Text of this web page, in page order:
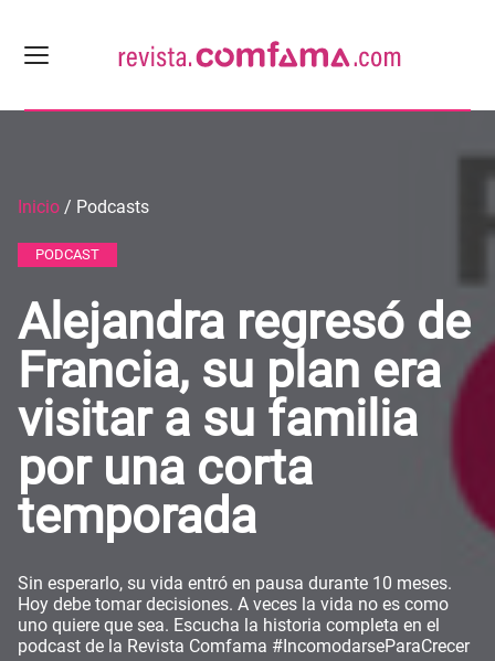
Inicio / Podcasts
PODCAST
Alejandra regresó de
Francia, su plan era
visitar a su familia
por una corta
temporada
Sin esperarlo, su vida entró en pausa durante 10 meses.
Hoy debe tomar decisiones. A veces la vida no es como
uno quiere que sea. Escucha la historia completa en el
podcast de la Revista Comfama #IncomodarseParaCrecer